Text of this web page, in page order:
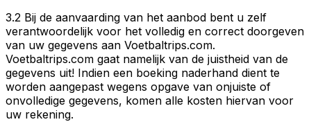
3.2 Bij de aanvaarding van het aanbod bent u zelf
verantwoordelijk voor het volledig en correct doorgeven
van uw gegevens aan Voetbaltrips.com.
Voetbaltrips.com gaat namelijk van de juistheid van de
gegevens uit! Indien een boeking naderhand dient te
worden aangepast wegens opgave van onjuiste of
onvolledige gegevens, komen alle kosten hiervan voor
uw rekening.